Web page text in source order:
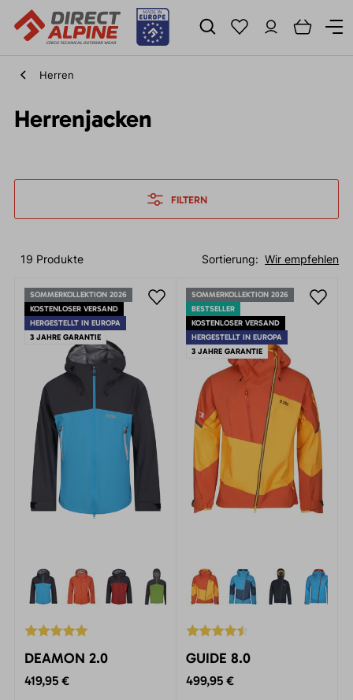
Herren
Herrenjacken
FILTERN
Wir empfehlen
Sortierung:
19 Produkte
SOMMERKOLLEKTION 2026
KOSTENLOSER VERSAND
HERGESTELLT IN EUROPA
3 JAHRE GARANTIE
DEAMON 2.0
419,95 €
SOMMERKOLLEKTION 2026
BESTSELLER
KOSTENLOSER VERSAND
HERGESTELLT IN EUROPA
3 JAHRE GARANTIE
GUIDE 8.0
499,95 €